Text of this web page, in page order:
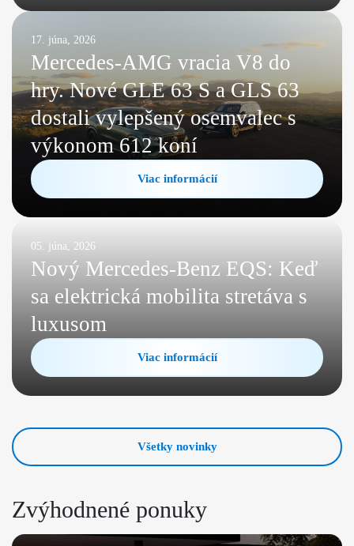
17. júna, 2026
Mercedes-AMG vracia V8 do
hry. Nové GLE 63 S a GLS 63
dostali vylepšený osemvalec s
výkonom 612 koní
Viac informácií
05. júna, 2026
Nový Mercedes-Benz EQS: Keď
sa elektrická mobilita stretáva s
luxusom
Viac informácií
Všetky novinky
Zvýhodnené ponuky